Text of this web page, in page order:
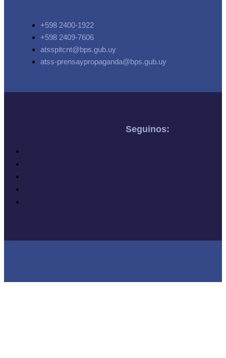
+598 2400-1922
+598 2409-7606
atsspitcnt@bps.gub.uy
atss-prensaypropaganda@bps.gub.uy
Seguinos: